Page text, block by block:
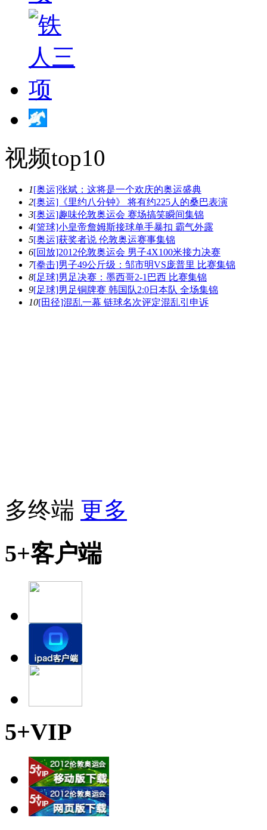
视频top10
1[奥运]张斌：这将是一个欢庆的奥运盛典
2[奥运]《里约八分钟》 将有约225人的桑巴表演
3[奥运]趣味伦敦奥运会 赛场搞笑瞬间集锦
4[篮球]小皇帝詹姆斯接球单手暴扣 霸气外露
5[奥运]获奖者说 伦敦奥运赛事集锦
6[回放]2012伦敦奥运会 男子4X100米接力决赛
7[拳击]男子49公斤级：邹市明VS庞普里 比赛集锦
8[足球]男足决赛：墨西哥2-1巴西 比赛集锦
9[足球]男足铜牌赛 韩国队2:0日本队 全场集锦
10[田径]混乱一幕 链球名次评定混乱引申诉
多终端 更多
5+客户端
5+VIP